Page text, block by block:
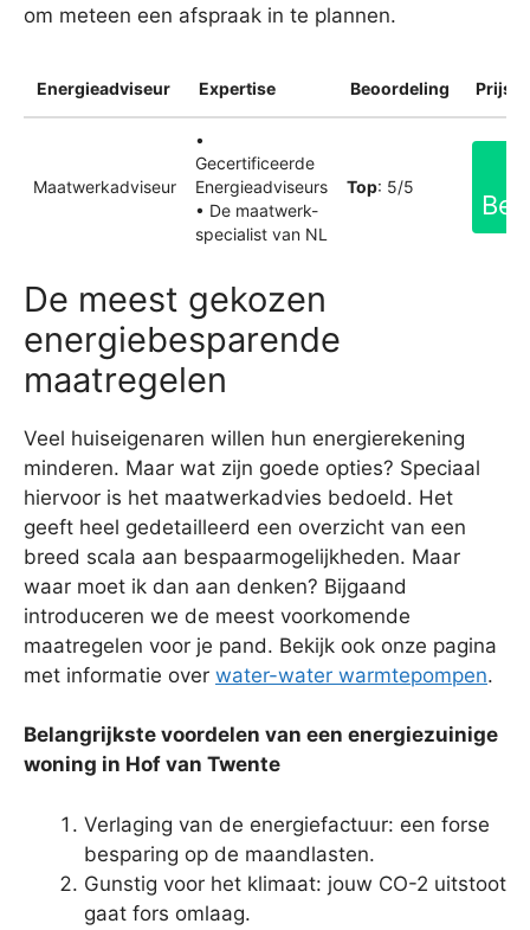
om meteen een afspraak in te plannen.
Energieadviseur Expertise Beoordeling
Maatwerkadviseur
•
Gecertificeerde
Energieadviseurs
• De maatwerk-
specialist van NL
Top: 5/5
De meest gekozen
energiebesparende
maatregelen
Veel huiseigenaren willen hun energierekening
minderen. Maar wat zijn goede opties? Speciaal
hiervoor is het maatwerkadvies bedoeld. Het
geeft heel gedetailleerd een overzicht van een
breed scala aan bespaarmogelijkheden. Maar
waar moet ik dan aan denken? Bijgaand
introduceren we de meest voorkomende
maatregelen voor je pand. Bekijk ook onze pagina
met informatie over water-water warmtepompen.
Belangrijkste voordelen van een energiezuinige
woning in Hof van Twente
Verlaging van de energiefactuur: een forse
besparing op de maandlasten.
Gunstig voor het klimaat: jouw CO-2 uitstoot
gaat fors omlaag.